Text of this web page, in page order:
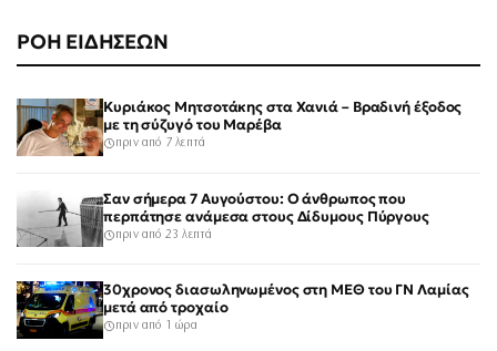
ΡΟΗ ΕΙΔΗΣΕΩΝ
Κυριάκος Μητσοτάκης στα Χανιά – Βραδινή έξοδος
με τη σύζυγό του Μαρέβα
πριν από 7 λεπτά
Σαν σήμερα 7 Αυγούστου: Ο άνθρωπος που
περπάτησε ανάμεσα στους Δίδυμους Πύργους
πριν από 23 λεπτά
30χρονος διασωληνωμένος στη ΜΕΘ του ΓΝ Λαμίας
μετά από τροχαίο
πριν από 1 ώρα